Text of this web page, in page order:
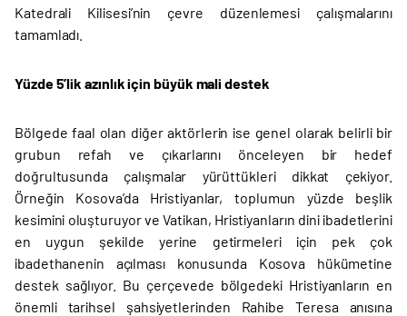
Katedrali Kilisesi’nin çevre düzenlemesi çalışmalarını
tamamladı.
Yüzde 5’lik azınlık için büyük mali destek
Bölgede faal olan diğer aktörlerin ise genel olarak belirli bir
grubun refah ve çıkarlarını önceleyen bir hedef
doğrultusunda çalışmalar yürüttükleri dikkat çekiyor.
Örneğin Kosova’da Hristiyanlar, toplumun yüzde beşlik
kesimini oluşturuyor ve Vatikan, Hristiyanların dini ibadetlerini
en uygun şekilde yerine getirmeleri için pek çok
ibadethanenin açılması konusunda Kosova hükümetine
destek sağlıyor. Bu çerçevede bölgedeki Hristiyanların en
önemli tarihsel şahsiyetlerinden Rahibe Teresa anısına